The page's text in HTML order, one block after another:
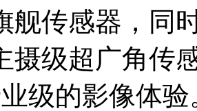
舰传感器，同
摄级超广角传
级的影像体